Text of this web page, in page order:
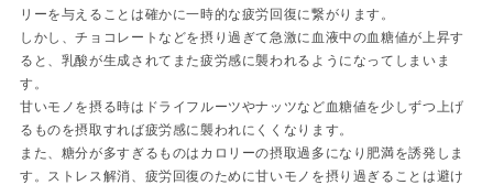
リーを与えることは確かに一時的な疲労回復に繋がります。
しかし、チョコレートなどを摂り過ぎて急激に血液中の血糖値が上昇す
ると、乳酸が生成されてまた疲労感に襲われるようになってしまいま
す。
甘いモノを摂る時はドライフルーツやナッツなど血糖値を少しずつ上げ
るものを摂取すれば疲労感に襲われにくくなります。
また、糖分が多すぎるものはカロリーの摂取過多になり肥満を誘発しま
す。ストレス解消、疲労回復のために甘いモノを摂り過ぎることは避け